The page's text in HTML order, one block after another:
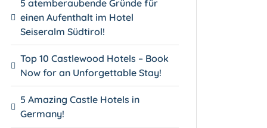
5 atemberaubende Gründe für
einen Aufenthalt im Hotel
Seiseralm Südtirol!
Top 10 Castlewood Hotels – Book
Now for an Unforgettable Stay!
5 Amazing Castle Hotels in
Germany!